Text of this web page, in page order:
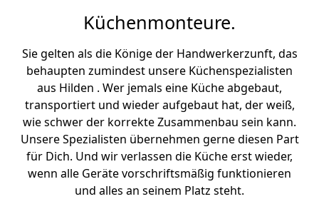
Küchenmonteure.
Sie gelten als die Könige der Handwerkerzunft, das
behaupten zumindest unsere Küchenspezialisten
aus Hilden . Wer jemals eine Küche abgebaut,
transportiert und wieder aufgebaut hat, der weiß,
wie schwer der korrekte Zusammenbau sein kann.
Unsere Spezialisten übernehmen gerne diesen Part
für Dich. Und wir verlassen die Küche erst wieder,
wenn alle Geräte vorschriftsmäßig funktionieren
und alles an seinem Platz steht.